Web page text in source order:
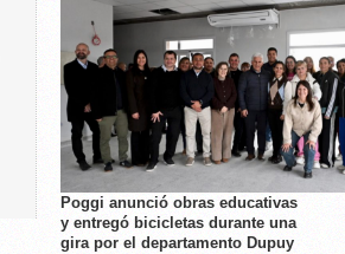
Poggi anunció obras educativas
y entregó bicicletas durante una
gira por el departamento Dupuy